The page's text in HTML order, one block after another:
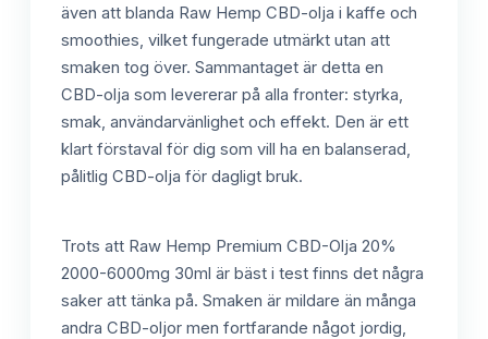
även att blanda Raw Hemp CBD-olja i kaffe och
smoothies, vilket fungerade utmärkt utan att
smaken tog över. Sammantaget är detta en
CBD-olja som levererar på alla fronter: styrka,
smak, användarvänlighet och effekt. Den är ett
klart förstaval för dig som vill ha en balanserad,
pålitlig CBD-olja för dagligt bruk.
Trots att Raw Hemp Premium CBD-Olja 20%
2000-6000mg 30ml är bäst i test finns det några
saker att tänka på. Smaken är mildare än många
andra CBD-oljor men fortfarande något jordig,